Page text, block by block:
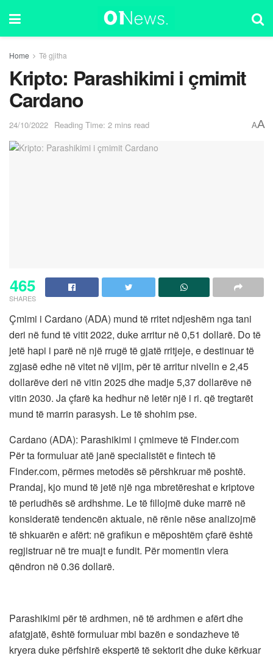
Home Të gjitha
Kripto: Parashikimi i çmimit
Cardano
24/10/2022 Reading Time: 2 mins read AA
465
SHARES
Çmimi i Cardano (ADA) mund të rritet ndjeshëm nga tani
deri në fund të vitit 2022, duke arritur në 0,51 dollarë. Do të
jetë hapi i parë në një rrugë të gjatë rritjeje, e destinuar të
zgjasë edhe në vitet në vijim, për të arritur nivelin e 2,45
dollarëve deri në vitin 2025 dhe madje 5,37 dollarëve në
vitin 2030. Ja çfarë ka hedhur në letër një i ri. që tregtarët
mund të marrin parasysh. Le të shohim pse.
Cardano (ADA): Parashikimi i çmimeve të Finder.com
Për ta formuluar atë janë specialistët e fintech të
Finder.com, përmes metodës së përshkruar më poshtë.
Prandaj, kjo mund të jetë një nga mbretëreshat e kriptove
të periudhës së ardhshme. Le të fillojmë duke marrë në
konsideratë tendencën aktuale, në rënie nëse analizojmë
të shkuarën e afërt: në grafikun e mëposhtëm çfarë është
regjistruar në tre muajt e fundit. Për momentin vlera
qëndron në 0.36 dollarë.
Parashikimi për të ardhmen, në të ardhmen e afërt dhe
afatgjatë, është formuluar mbi bazën e sondazheve të
kryera duke përfshirë ekspertë të sektorit dhe duke kërkuar